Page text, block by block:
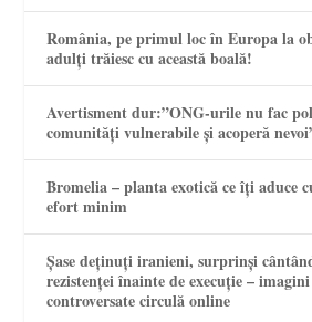
România, pe primul loc în Europa la
adulți trăiesc cu această boală!
Avertisment dur:”ONG-urile nu fac
comunități vulnerabile și acoperă
Bromelia – planta exotică ce îți aduce
efort minim
Șase deținuți iranieni, surprinși
rezistenței înainte de execuție –
controversate circulă online